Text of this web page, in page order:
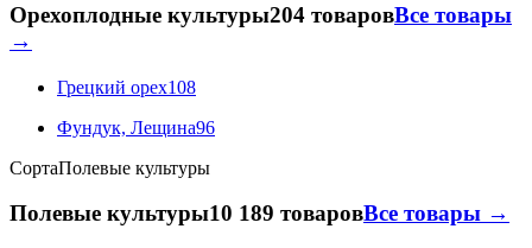
Орехоплодные культуры204 товаровВсе товары
→
Грецкий орех108
Фундук, Лещина96
СортаПолевые культуры
Полевые культуры10 189 товаровВсе товары →